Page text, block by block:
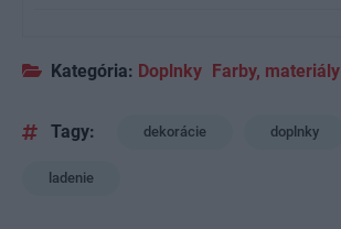
Kategória: Doplnky Farby, materiály
Tagy: dekorácie doplnky
ladenie